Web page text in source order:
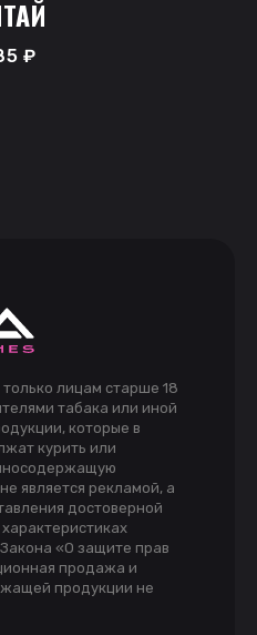
₽
лицам старше 18
табака или иной
которые в
курить или
является рекламой, а
достоверной
Закона «О защите прав
продажа и
продукции не